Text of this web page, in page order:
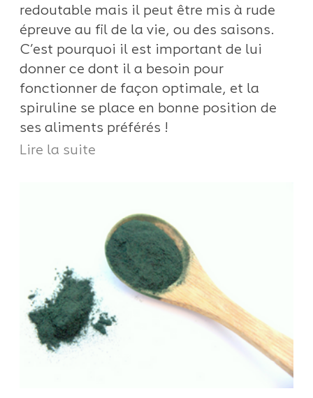
redoutable mais il peut être mis à rude
épreuve au fil de la vie, ou des saisons.
C’est pourquoi il est important de lui
donner ce dont il a besoin pour
fonctionner de façon optimale, et la
spiruline se place en bonne position de
ses aliments préférés !
Lire la suite